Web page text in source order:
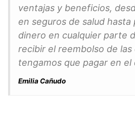
ventajas y beneficios,
en seguros de salud hasta
dinero en cualquier parte
recibir el reembolso de las
tengamos que pagar en el
Emilia Cañudo